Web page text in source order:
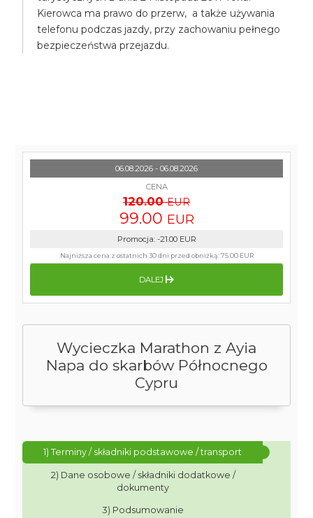
Kierowca ma prawo do przerw, a także używania
telefonu podczas jazdy, przy zachowaniu pełnego
bezpieczeństwa przejazdu.
Wycieczka Marathon z Ayia
Napa do skarbów Północnego
Cypru
1) Terminy / składniki podstawowe / transport
2) Dane osobowe / składniki dodatkowe /
dokumenty
3) Podsumowanie
06.08.2026 - 06.08.2026
CENA
120.00 EUR
99.00 EUR
Promocja: -21.00 EUR
Najniższa cena z ostatnich 30 dni przed obniżką:75.00 EUR
DALEJ